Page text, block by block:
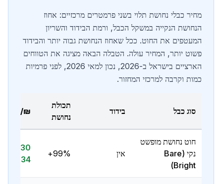
מחיר כבלי נחושת תלוי בשני פרמטרים מרכזיים: אחוז
הנחושת הנקייה במשקל הכבל, ורמת הבידוד והשריון
המעטפים את החוט. ככל שאחוז הנחושת גבוה יותר והבידוד
פשוט יותר, המחיר עולה. הטבלה הבאה מציגה את הטווחים
הארציים בישראל ב-2026, נכון למאי 2026, לפני פרמיות
כמות וקרבה למרכזי המחזור.
סוג כבל בידוד
תכולת
נחושת
₪/ק"ג
חוט נחושת מופשט
נקי (Bare
Bright)
אין 99%+
34 ₪